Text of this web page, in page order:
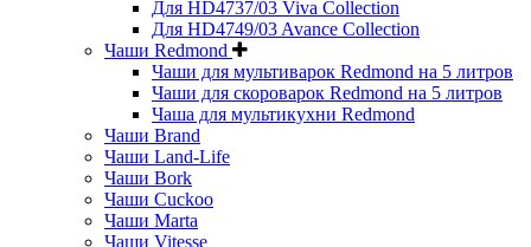
Для HD4737/03 Viva Collection
Для HD4749/03 Avance Collection
Чаши Redmond
Чаши для мультиварок Redmond на 5 литров
Чаши для скороварок Redmond на 5 литров
Чаша для мультикухни Redmond
Чаши Brand
Чаши Land-Life
Чаши Bork
Чаши Cuckoo
Чаши Marta
Чаши Vitesse